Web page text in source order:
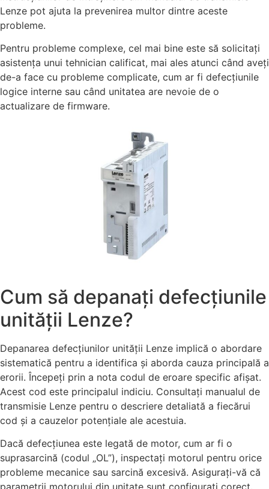
Lenze pot ajuta la prevenirea multor dintre aceste
probleme.
Pentru probleme complexe, cel mai bine este să solicitați
asistența unui tehnician calificat, mai ales atunci când aveți
de-a face cu probleme complicate, cum ar fi defecțiunile
logice interne sau când unitatea are nevoie de o
actualizare de firmware.
Cum să depanați defecțiunile
unității Lenze?
Depanarea defecțiunilor unității Lenze implică o abordare
sistematică pentru a identifica și aborda cauza principală a
erorii. Începeți prin a nota codul de eroare specific afișat.
Acest cod este principalul indiciu. Consultați manualul de
transmisie Lenze pentru o descriere detaliată a fiecărui
cod și a cauzelor potențiale ale acestuia.
Dacă defecțiunea este legată de motor, cum ar fi o
suprasarcină (codul „OL”), inspectați motorul pentru orice
probleme mecanice sau sarcină excesivă. Asigurați-vă că